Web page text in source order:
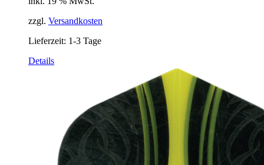
zzgl. Versandkosten
Lieferzeit: 1-3 Tage
Details